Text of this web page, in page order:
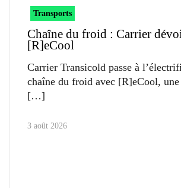
Transports
Chaîne du froid : Carrier
[R]eCool
Carrier Transicold passe à
chaîne du froid avec [R]eCool,
3 août 2026